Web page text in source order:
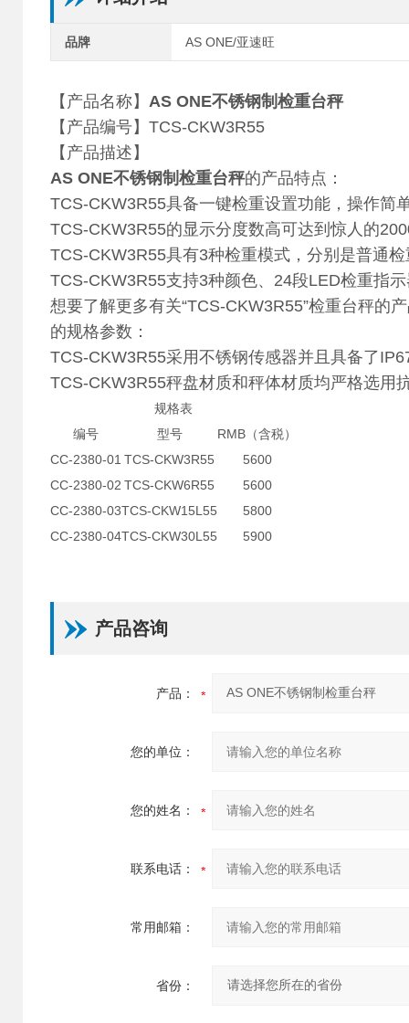
品牌 AS ONE/亚速旺
【产品名称】 AS ONE不锈钢制检重台秤
【产品编号】TCS-CKW3R55
【产品描述】
AS ONE不锈钢制检重台秤的产品特点：
TCS-CKW3R55具备一键检重设置功能，操作简
TCS-CKW3R55的显示分度数高可达到惊人的
TCS-CKW3R55具有3种检重模式，分别是普通
TCS-CKW3R55支持3种颜色、24段LED检重指
想要了解更多有关“TCS-CKW3R55”检重台秤的
的规格参数：
TCS-CKW3R55采用不锈钢传感器并且具备了
TCS-CKW3R55秤盘材质和秤体材质均严格选用
规格表
编号
型号
RMB（含税）
CC-2380-01 TCS-CKW3R55
5600
CC-2380-02 TCS-CKW6R55
5600
CC-2380-03TCS-CKW15L55
5800
CC-2380-04TCS-CKW30L55 5900
产品咨询
产品：
您的单位：
您的姓名：
联系电话：
常用邮箱：
省份：